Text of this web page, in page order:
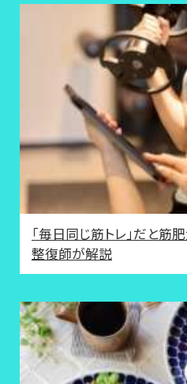
「毎日同じ筋トレ」だと筋
整復師が解説